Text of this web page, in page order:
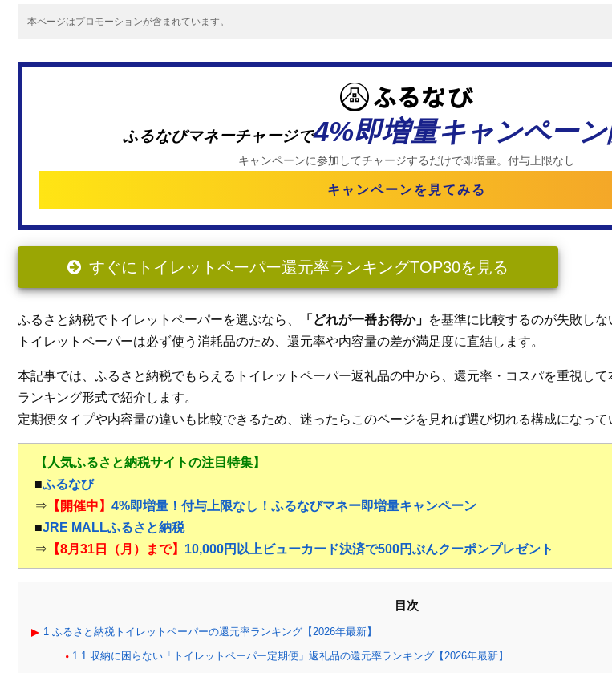
本ページはプロモーションが含まれています。
ふるなびマネーチャージで4%即増量キャンペー
キャンペーンに参加してチャージするだけで即増量。付与上限なし
キャンペーンを見てみる
すぐにトイレットペーパー還元率ランキングTOP30を見る
ふるさと納税でトイレットペーパーを選ぶなら、 「どれが一番お得か」 を基準に比較するのが失敗しな
トイレットペーパーは必ず使う消耗品のため、還元率や内容量の差が満足度に直結します。
本記事では、ふるさと納税でもらえるトイレットペーパー返礼品の中から、還元率・コスパを重視し
ランキング形式で紹介します。
定期便タイプや内容量の違いも比較できるため、迷ったらこのページを見れば選び切れる構成になって
【人気ふるさと納税サイトの注目特集】
■ふるなび
⇒ 【開催中】 4%即増量！付与上限なし！ふるなびマネー即増量キャンペーン
■JRE MALLふるさと納税
⇒ 【8月31日（月）まで】 10,000円以上ビューカード決済で500円ぶんクーポンプレゼント
目次
1 ふるさと納税トイレットペーパーの還元率ランキング【2026年最新】
1.1 収納に困らない「トイレットペーパー定期便」返礼品の還元率ランキング【2026年最新】